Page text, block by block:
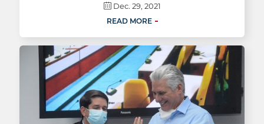
Dec. 29, 2021
READ MORE